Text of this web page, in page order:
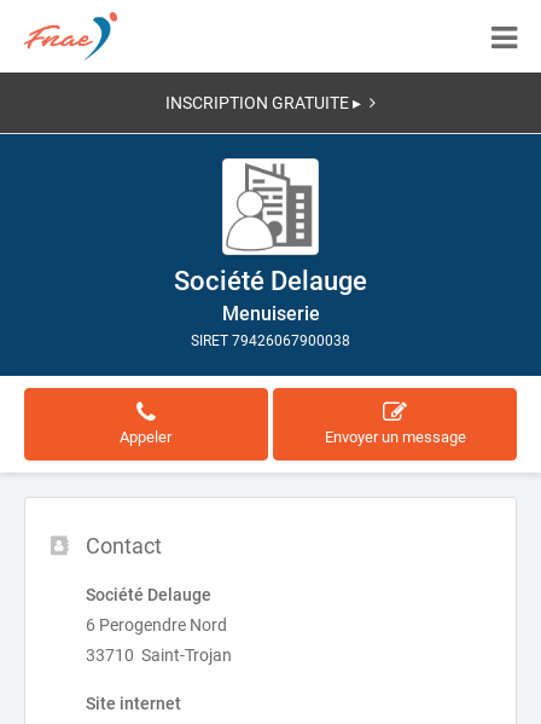
INSCRIPTION GRATUITE ▸
Société Delauge
Menuiserie
SIRET 79426067900038
Appeler Envoyer un message
Contact
Société Delauge
6 Perogendre Nord
33710 Saint-Trojan
Site internet